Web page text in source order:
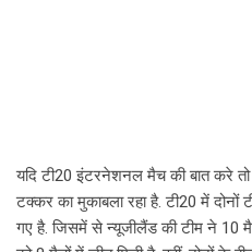
यदि टी20 इंटरनेशनल मैच की बात करे
टक्कर का मुकाबला रहा है. टी20 में
गए है. जिसमें से न्यूजीलैंड की टीम ने 10